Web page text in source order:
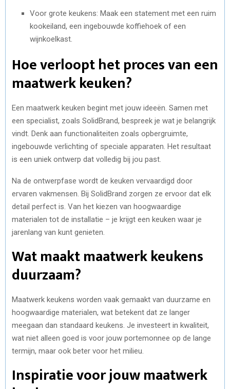
Voor grote keukens: Maak een statement met een ruim
kookeiland, een ingebouwde koffiehoek of een
wijnkoelkast.
Hoe verloopt het proces van een
maatwerk keuken?
Een maatwerk keuken begint met jouw ideeën. Samen met
een specialist, zoals SolidBrand, bespreek je wat je belangrijk
vindt. Denk aan functionaliteiten zoals opbergruimte,
ingebouwde verlichting of speciale apparaten. Het resultaat
is een uniek ontwerp dat volledig bij jou past.
Na de ontwerpfase wordt de keuken vervaardigd door
ervaren vakmensen. Bij SolidBrand zorgen ze ervoor dat elk
detail perfect is. Van het kiezen van hoogwaardige
materialen tot de installatie – je krijgt een keuken waar je
jarenlang van kunt genieten.
Wat maakt maatwerk keukens
duurzaam?
Maatwerk keukens worden vaak gemaakt van duurzame en
hoogwaardige materialen, wat betekent dat ze langer
meegaan dan standaard keukens. Je investeert in kwaliteit,
wat niet alleen goed is voor jouw portemonnee op de lange
termijn, maar ook beter voor het milieu.
Inspiratie voor jouw maatwerk